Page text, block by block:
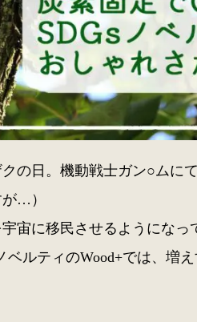
の日。機動戦士ガン○ム
…）
宙に移民させるようにな
ベルティのWood+では、増